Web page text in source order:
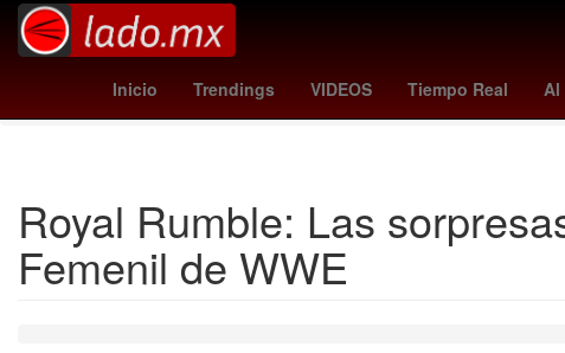
Inicio Trendings VIDEOS Tiempo Real Al
rosario central - river plate pumas - guadalajara donald trump
Royal Rumble: Las
Femenil de WWE